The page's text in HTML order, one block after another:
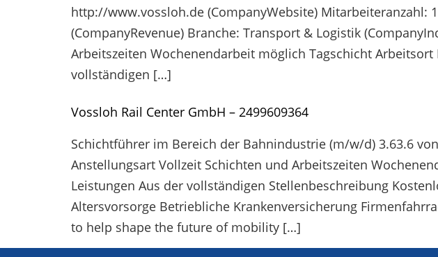
http://www.vossloh.de (CompanyWebsite) Mitarbeiteranzahl:
(CompanyRevenue) Branche: Transport & Logistik
Arbeitszeiten Wochenendarbeit möglich Tagschicht
vollständigen […]
Vossloh Rail Center GmbH – 2499609364
Schichtführer im Bereich der Bahnindustrie (m/w/d) 3.63.6
Anstellungsart Vollzeit Schichten und Arbeitszeiten
Leistungen Aus der vollständigen Stellenbeschreibung
Altersvorsorge Betriebliche Krankenversicherung
to help shape the future of mobility […]